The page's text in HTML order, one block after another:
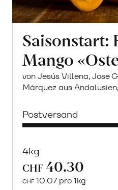
Saisonstart:
Mango
von Jesús Villena, Jose
Márquez aus
Postversand
4kg
CHF 40.30
CHF 10.07 pro 1kg